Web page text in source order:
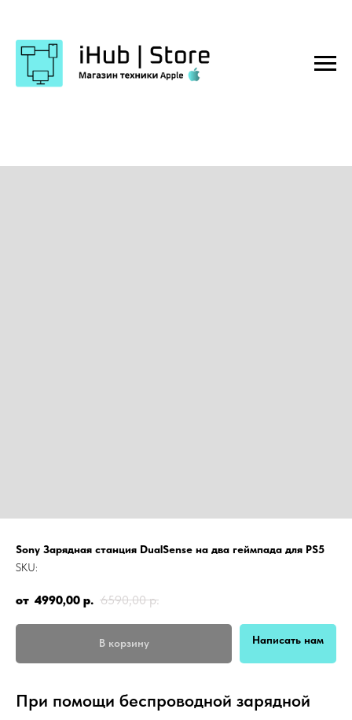
Sony Зарядная станция DualSense на два геймпада для PS5
SKU:
4990,00 р. 6590,00 р.
В корзину Написать нам
При помощи беспроводной зарядной